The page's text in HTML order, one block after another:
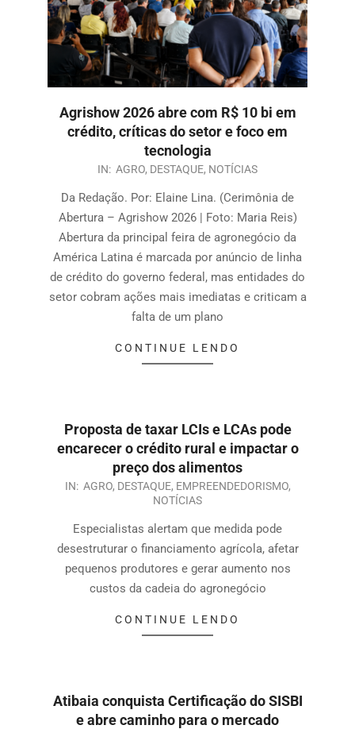
Agrishow 2026 abre com R$ 10 bi em
crédito, críticas do setor e foco em
tecnologia
IN: AGRO, DESTAQUE, NOTÍCIAS
Da Redação. Por: Elaine Lina. (Cerimônia de
Abertura – Agrishow 2026 | Foto: Maria Reis)
Abertura da principal feira de agronegócio da
América Latina é marcada por anúncio de linha
de crédito do governo federal, mas entidades do
setor cobram ações mais imediatas e criticam a
falta de um plano
CONTINUE LENDO
Proposta de taxar LCIs e LCAs pode
encarecer o crédito rural e impactar o
preço dos alimentos
IN: AGRO, DESTAQUE, EMPREENDEDORISMO,
NOTÍCIAS
Especialistas alertam que medida pode
desestruturar o financiamento agrícola, afetar
pequenos produtores e gerar aumento nos
custos da cadeia do agronegócio
CONTINUE LENDO
Atibaia conquista Certificação do SISBI
e abre caminho para o mercado